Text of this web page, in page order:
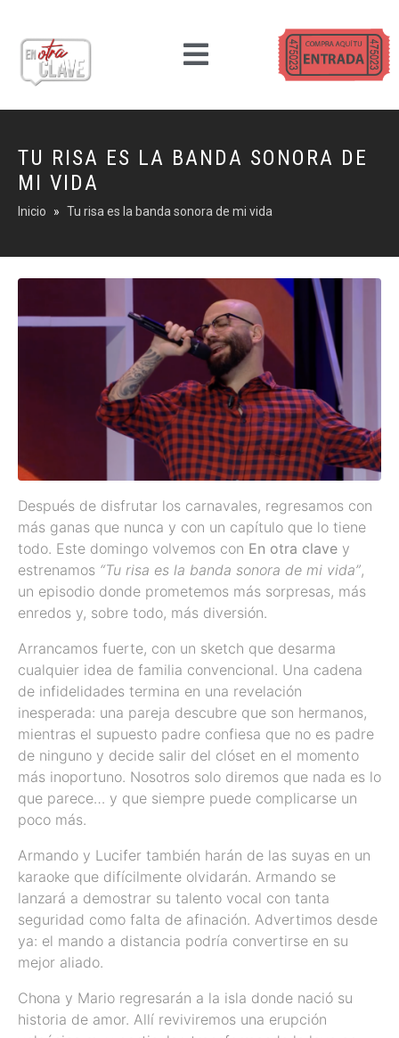
TU RISA ES LA BANDA SONORA DE
MI VIDA
Inicio Tu risa es la banda sonora de mi vida
Después de disfrutar los carnavales, regresamos con
más ganas que nunca y con un capítulo que lo tiene
todo. Este domingo volvemos con En otra clave y
estrenamos “Tu risa es la banda sonora de mi vida”,
un episodio donde prometemos más sorpresas, más
enredos y, sobre todo, más diversión.
Arrancamos fuerte, con un sketch que desarma
cualquier idea de familia convencional. Una cadena
de infidelidades termina en una revelación
inesperada: una pareja descubre que son hermanos,
mientras el supuesto padre confiesa que no es padre
de ninguno y decide salir del clóset en el momento
más inoportuno. Nosotros solo diremos que nada es lo
que parece… y que siempre puede complicarse un
poco más.
Armando y Lucifer también harán de las suyas en un
karaoke que difícilmente olvidarán. Armando se
lanzará a demostrar su talento vocal con tanta
seguridad como falta de afinación. Advertimos desde
ya: el mando a distancia podría convertirse en su
mejor aliado.
Chona y Mario regresarán a la isla donde nació su
historia de amor. Allí reviviremos una erupción